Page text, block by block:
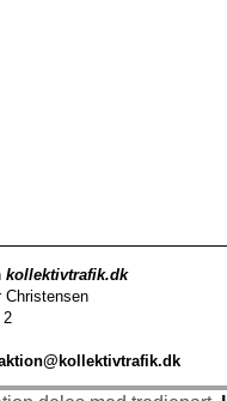
kollektivtrafik.dk
Christensen
2